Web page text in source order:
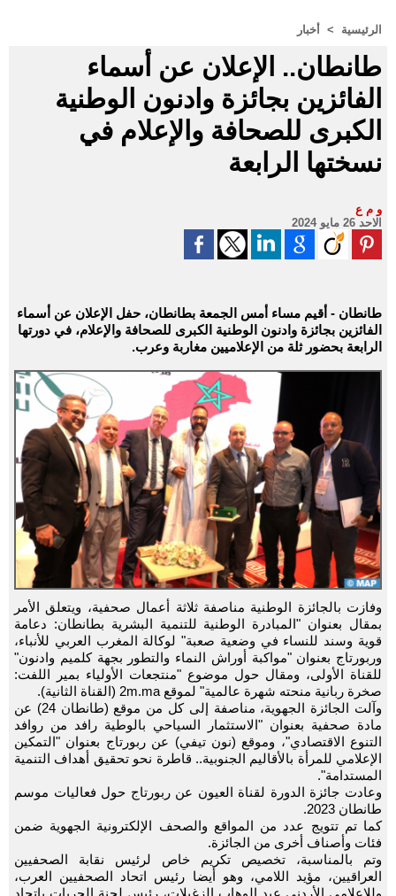
الرئيسية > أخبار
طانطان.. الإعلان عن أسماء
الفائزين بجائزة وادنون الوطنية
الكبرى للصحافة والإعلام في
نسختها الرابعة
و م ع
الاحد 26 مايو 2024
طانطان - أقيم مساء أمس الجمعة بطانطان، حفل الإعلان عن أسماء
الفائزين بجائزة وادنون الوطنية الكبرى للصحافة والإعلام، في دورتها
الرابعة بحضور ثلة من الإعلاميين مغاربة وعرب.
وفازت بالجائزة الوطنية مناصفة ثلاثة أعمال صحفية، ويتعلق الأمر
بمقال بعنوان "المبادرة الوطنية للتنمية البشرية بطانطان: دعامة
قوية وسند للنساء في وضعية صعبة" لوكالة المغرب العربي للأنباء،
وربورتاج بعنوان "مواكبة أوراش النماء والتطور بجهة كلميم وادنون"
للقناة الأولى، ومقال حول موضوع "منتجعات الأولياء بمير اللفت:
صخرة ربانية منحته شهرة عالمية" لموقع 2m.ma (القناة الثانية).
وآلت الجائزة الجهوية، مناصفة إلى كل من موقع (طانطان 24) عن
مادة صحفية بعنوان "الاستثمار السياحي بالوطية رافد من روافد
التنوع الاقتصادي"، وموقع (نون تيفي) عن ربورتاج بعنوان "التمكين
الإعلامي للمرأة بالأقاليم الجنوبية.. قاطرة نحو تحقيق أهداف التنمية
المستدامة".
وعادت جائزة الدورة لقناة العيون عن ربورتاج حول فعاليات موسم
طانطان 2023.
كما تم تتويج عدد من المواقع والصحف الإلكترونية الجهوية ضمن
فئات وأصناف أخرى من الجائزة.
وتم بالمناسبة، تخصيص تكريم خاص لرئيس نقابة الصحفيين
العراقيين، مؤيد اللامي، وهو أيضا رئيس اتحاد الصحفيين العرب،
وللإعلامي الأردني عبد الوهاب الزغيلات، رئيس لجنة الحريات باتحاد